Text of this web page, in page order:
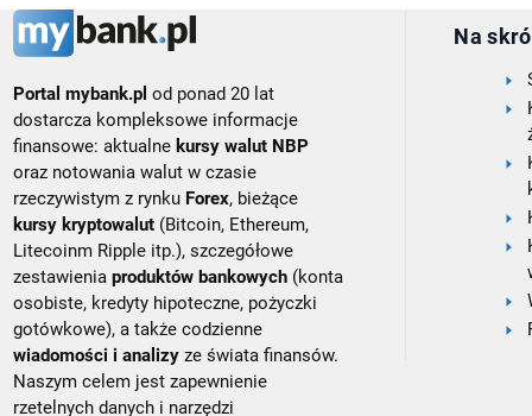
Portal mybank.pl od ponad 20 lat
dostarcza kompleksowe informacje
finansowe: aktualne kursy walut NBP
oraz notowania walut w czasie
rzeczywistym z rynku Forex, bieżące
kursy kryptowalut (Bitcoin, Ethereum,
Litecoinm Ripple itp.), szczegółowe
zestawieniaproduktów bankowych (konta
osobiste, kredyty hipoteczne, pożyczki
gotówkowe), a także codzienne
wiadomości i analizy ze świata finansów.
Naszym celem jest zapewnienie
rzetelnych danych i narzędzi
Na